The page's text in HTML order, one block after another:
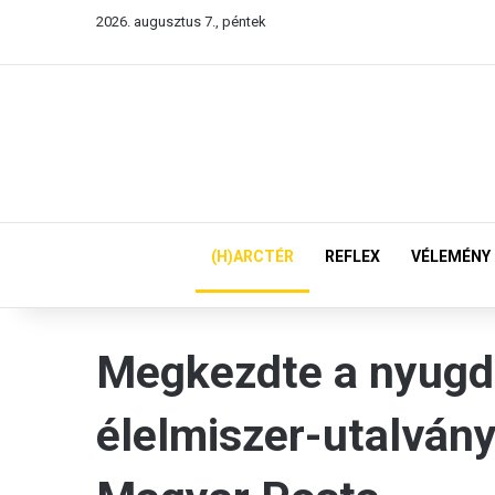
2026. augusztus 7., péntek
(H)ARCTÉR REFLEX VÉLEMÉNY
Megkezdte a
élelmiszer-